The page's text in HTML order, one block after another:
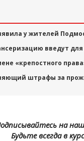
у жителей
введут
«крепостного
штрафы за
на
Будьте всегда в